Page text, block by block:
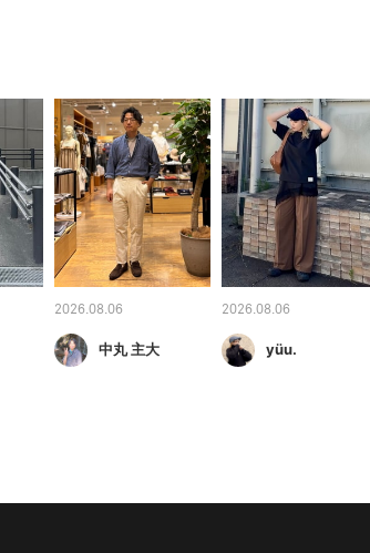
2026.08.06
中丸 主大
2026.08.06
yüu.